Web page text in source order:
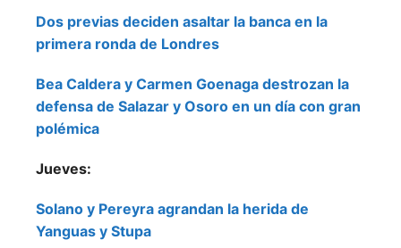
Dos previas deciden asaltar la banca en la
primera ronda de Londres
Bea Caldera y Carmen Goenaga destrozan la
defensa de Salazar y Osoro en un día con gran
polémica
Jueves:
Solano y Pereyra agrandan la herida de
Yanguas y Stupa